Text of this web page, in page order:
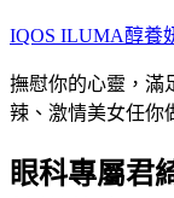
跳
主
要
容
IQOS ILUMA醇養
撫慰你的心靈，滿
辣、激情美女任你
眼科專屬君